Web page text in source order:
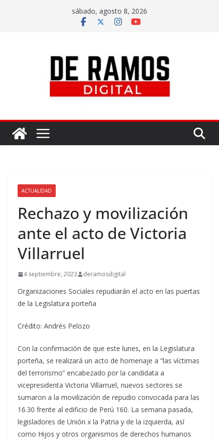
sábado, agosto 8, 2026
ACTUALIDAD
Rechazo y movilización
ante el acto de Victoria
Villarruel
4 septiembre, 2023 deramosdigital
Organizaciones Sociales repudiarán el acto en las puertas
de la Legislatura porteña
Crédito: Andrés Pelozo
Con la confirmación de que este lunes, en la Legislatura
porteña, se realizará un acto de homenaje a “las víctimas
del terrorismo” encabezado por la candidata a
vicepresidenta Victoria Villarruel, nuevos sectores se
sumaron a la movilización de repudio convocada para las
16.30 frente al edificio de Perú 160. La semana pasada,
legisladores de Unión x la Patria y de la izquierda, así
como Hijos y otros organismos de derechos humanos